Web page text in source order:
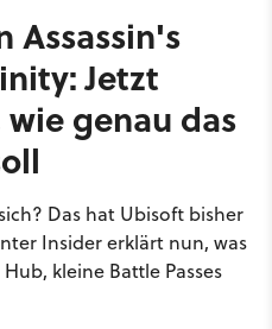
Assassin's
Jetzt
genau das
Das hat Ubisoft bisher
Insider erklärt nun, was
kleine Battle Passes